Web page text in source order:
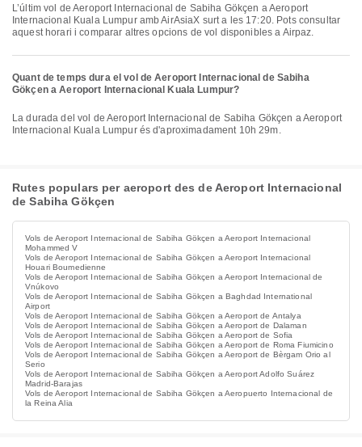
L’últim vol de Aeroport Internacional de Sabiha Gökçen a Aeroport
Internacional Kuala Lumpur amb AirAsiaX surt a les 17:20. Pots consultar
aquest horari i comparar altres opcions de vol disponibles a Airpaz.
Quant de temps dura el vol de Aeroport Internacional de Sabiha
Gökçen a Aeroport Internacional Kuala Lumpur?
La durada del vol de Aeroport Internacional de Sabiha Gökçen a Aeroport
Internacional Kuala Lumpur és d'aproximadament 10h 29m.
Rutes populars per aeroport des de Aeroport Internacional
de Sabiha Gökçen
Vols de Aeroport Internacional de Sabiha Gökçen a Aeroport Internacional
Mohammed V
Vols de Aeroport Internacional de Sabiha Gökçen a Aeroport Internacional
Houari Boumedienne
Vols de Aeroport Internacional de Sabiha Gökçen a Aeroport Internacional de
Vnúkovo
Vols de Aeroport Internacional de Sabiha Gökçen a Baghdad International
Airport
Vols de Aeroport Internacional de Sabiha Gökçen a Aeroport de Antalya
Vols de Aeroport Internacional de Sabiha Gökçen a Aeroport de Dalaman
Vols de Aeroport Internacional de Sabiha Gökçen a Aeroport de Sofia
Vols de Aeroport Internacional de Sabiha Gökçen a Aeroport de Roma Fiumicino
Vols de Aeroport Internacional de Sabiha Gökçen a Aeroport de Bèrgam Orio al
Serio
Vols de Aeroport Internacional de Sabiha Gökçen a Aeroport Adolfo Suárez
Madrid-Barajas
Vols de Aeroport Internacional de Sabiha Gökçen a Aeropuerto Internacional de
la Reina Alia